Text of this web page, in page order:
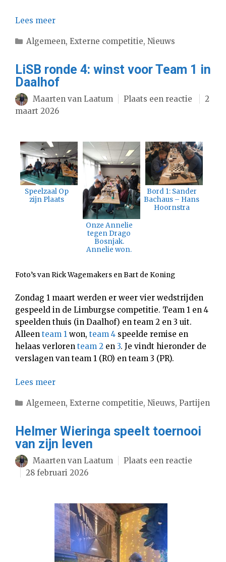
Lees meer
Categorieën
Algemeen, Externe competitie, Nieuws
LiSB ronde 4: winst voor Team 1 in
Daalhof
Maarten van Laatum Plaats een reactie
2
maart 2026
Speelzaal Op
zijn Plaats
Onze Annelie
tegen Drago
Bosnjak.
Annelie won.
Bord 1: Sander
Bachaus – Hans
Hoornstra
Foto’s van Rick Wagemakers en Bart de Koning
Zondag 1 maart werden er weer vier wedstrijden
gespeeld in de Limburgse competitie. Team 1 en 4
speelden thuis (in Daalhof) en team 2 en 3 uit.
Alleen team 1 won, team 4 speelde remise en
helaas verloren team 2 en 3. Je vindt hieronder de
verslagen van team 1 (RO) en team 3 (PR).
Lees meer
Categorieën
Algemeen, Externe competitie, Nieuws, Partijen
Helmer Wieringa speelt toernooi
van zijn leven
Maarten van Laatum
Plaats een reactie
28 februari 2026